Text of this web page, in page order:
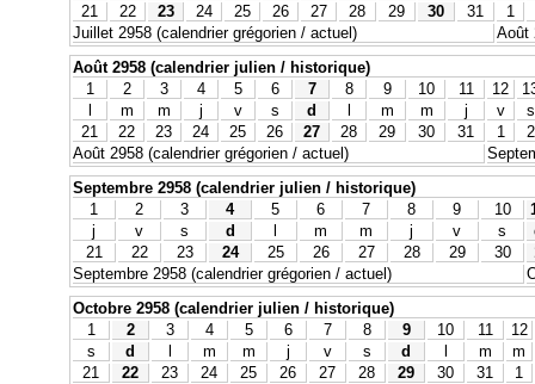
21
22 23 24 25 26 27 28 29 30 31
1
Juillet 2958 (calendrier grégorien / actuel)
Août
Août 2958 (calendrier julien / historique)
1
2 3 4 5 6 7 8 9 10 11 12
m m j v s d m m j v
s
21
22 23 24 25 26 27 28 29 30 31 1
2
Août 2958 (calendrier grégorien / actuel)
Septembre 2958 (calendrier julien / historique)
1
2 3 4 5 6 7 8 9 10
j
v s d m m j v s
21
22 23 24 25 26 27 28 29 30
Septembre 2958 (calendrier grégorien / actuel)
Octobre 2958 (calendrier julien / historique)
1
2 3 4 5 6 7 8 9 10 11
12
s
d m m j v s d m
m
21
22 23 24 25 26 27 28 29 30 31
1